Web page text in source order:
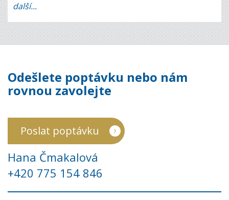
další...
Odešlete poptávku nebo nám
rovnou zavolejte
Poslat poptávku
Hana Čmakalová
+420 775 154 846